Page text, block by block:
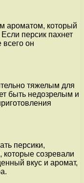
ароматом, который
персик пахнет
всего он
тяжелым для
быть недозрелым и
персики,
которые созревали
вкус и аромат,